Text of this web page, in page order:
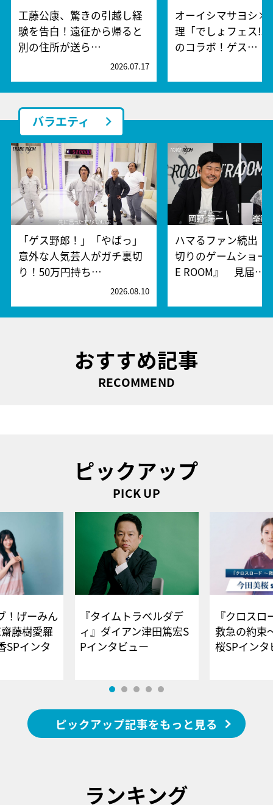
工藤公康、驚きの引越し経
験を告白！遠征から帰ると
別の住所が送ら…
2026.07.17
オーイシマサヨシ×
理「でしょフェス!!
のコラボ！ゲス…
バラエティ
「ゲス野郎！」「やばっ」
意外な人気芸人がガチ裏切
り！50万円持ち…
2026.08.10
ハマるファン続出！
切りのゲームショー
E ROOM』 見届…
おすすめ記事
RECOMMEND
ピックアップ
PICK UP
！げーみん
藤樹愛羅
SPインタ
『タイムトラベルダデ
ィ』ダイアン津田篤宏S
Pインタビュー
『クロス
救急の約束
桜SPイ
ピックアップ記事をもっと見る
ランキング